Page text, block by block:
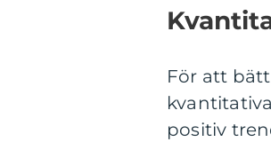
För att
positiv